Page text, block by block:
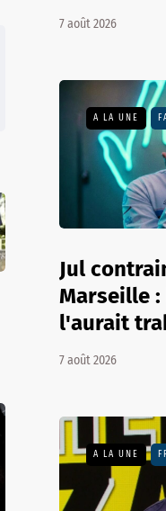
7 août 2026
A LA UNE
Jul
Marseille
l'aurait
7 août 2026
A LA UNE